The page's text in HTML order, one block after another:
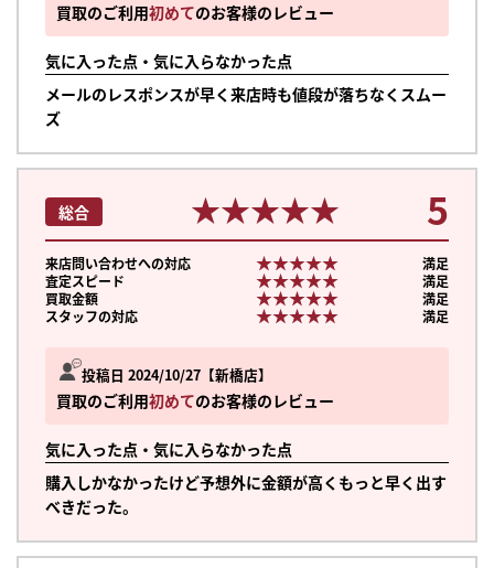
買取のご利用初めてのお客様のレビュー
気に入った点・気に入らなかった点
メールのレスポンスが早く来店時も値段が落ちなくスムー
ズ
投稿日 2024/10/27 新橋店
買取のご利用初めてのお客様のレビュー
気に入った点・気に入らなかった点
購入しかなかったけど予想外に金額が高くもっと早く出す
べきだった。
総合 ★★★★★
★★★★★ 5
来店問い合わせへの対応 ★★★★★
★★★★★
満足
査定スピード
★★★★★
★★★★★
満足
買取金額
★★★★★
★★★★★
満足
スタッフの対応
★★★★★
★★★★★ 満足